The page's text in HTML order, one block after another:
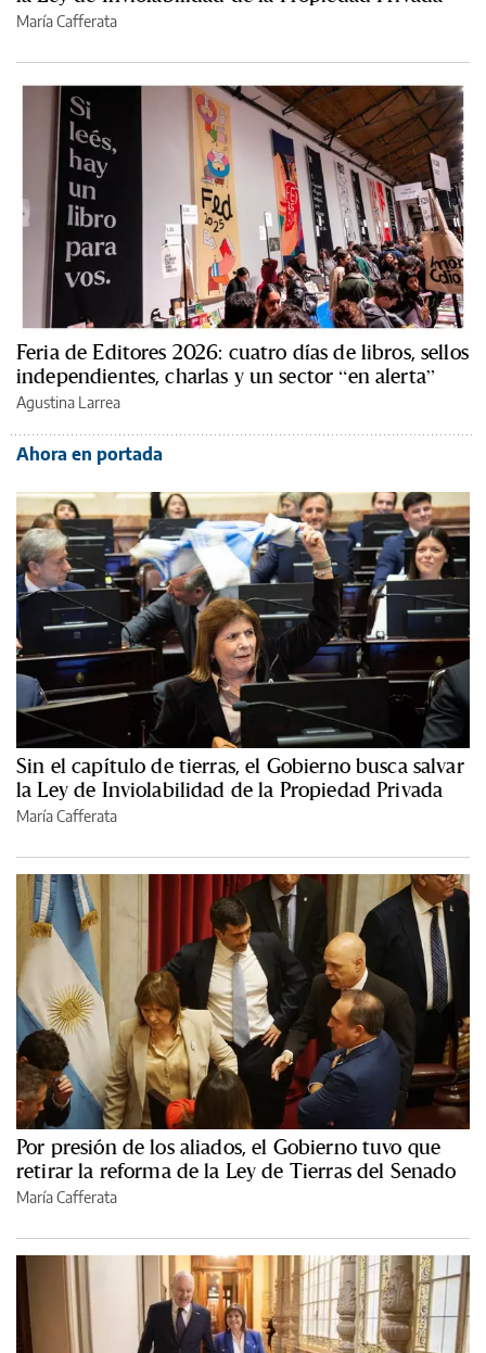
María Cafferata
Feria de Editores 2026: cuatro días de libros, sellos
independientes, charlas y un sector “en alerta”
Agustina Larrea
Ahora en portada
Sin el capítulo de tierras, el Gobierno busca salvar
la Ley de Inviolabilidad de la Propiedad Privada
María Cafferata
Por presión de los aliados, el Gobierno tuvo que
retirar la reforma de la Ley de Tierras del Senado
María Cafferata